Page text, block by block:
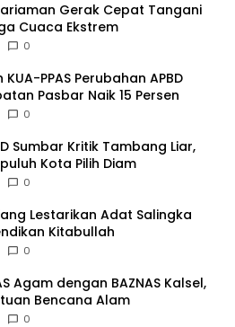
Gerak Cepat Tangani
Cuaca Ekstrem
0
PPAS Perubahan APBD
Pasbar Naik 15 Persen
0
Sumbar Kritik Tambang Liar,
Kota Pilih Diam
0
Lestarikan Adat Salingka
Kitabullah
0
Agam dengan BAZNAS Kalsel,
Bencana Alam
0